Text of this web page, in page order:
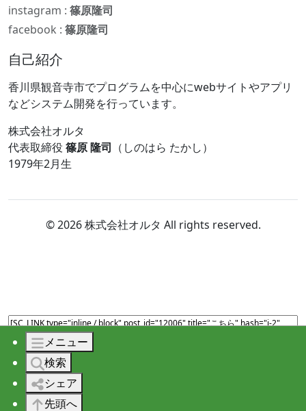
instagram : 篠原隆司
facebook : 篠原隆司
自己紹介
香川県観音寺市でプログラムを中心にwebサイトやアプリ
などシステム開発を行っています。
株式会社オルタ
代表取締役 篠原 隆司 （しのはら たかし）
1979年2月生
© 2026 株式会社オルタ All rights reserved.
メニュー
検索
シェア
先頭へ